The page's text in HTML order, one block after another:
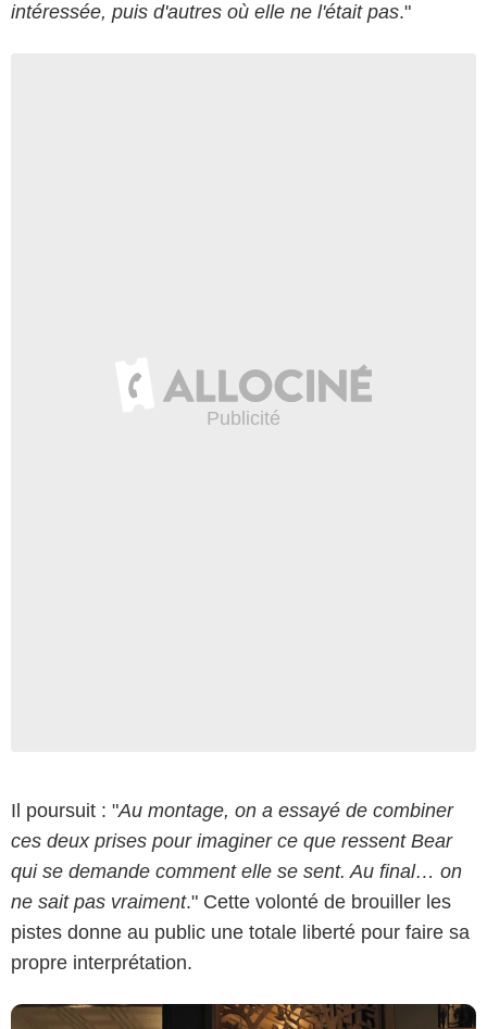
intéressée, puis d'autres où elle ne l'était pas."
Il poursuit : "Au montage, on a essayé de combiner
ces deux prises pour imaginer ce que ressent Bear
qui se demande comment elle se sent. Au final… on
ne sait pas vraiment." Cette volonté de brouiller les
pistes donne au public une totale liberté pour faire sa
propre interprétation.